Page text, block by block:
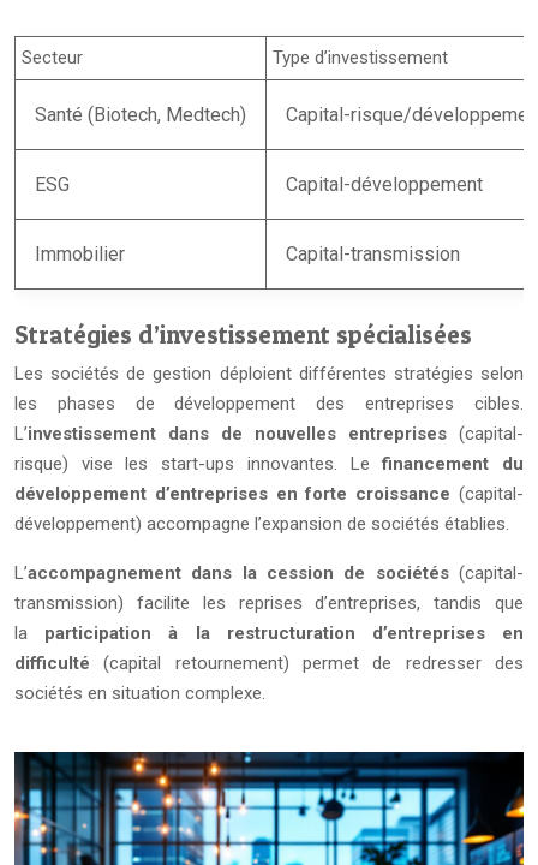
Secteur Type d’investissement
Santé (Biotech, Medtech) Capital-risque/
ESG Capital-développement
Immobilier Capital-transmission
Stratégies d’investissement spécialisées
Les sociétés de gestion déploient différentes stratégies selon
les phases de développement des entreprises cibles.
L’investissement dans de nouvelles entreprises (capital-
risque) vise les start-ups innovantes. Lefinancement du
développement d’entreprises en forte croissance (capital-
développement) accompagne l’expansion de sociétés établies.
L’accompagnement dans la cession de sociétés(capital-
transmission) facilite les reprises d’entreprises, tandis que
la participation à la restructuration d’entreprises en
difficulté (capital retournement) permet de redresser des
sociétés en situation complexe.